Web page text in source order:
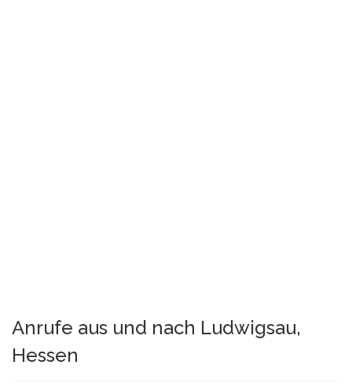
Anrufe aus und nach Ludwigsau,
Hessen